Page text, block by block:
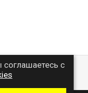
является
ст. 437 ГК РФ
с